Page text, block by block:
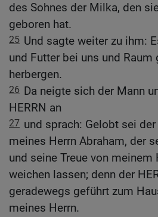
des Sohnes der Milka, den
geboren hat.
25 Und sagte weiter zu ihm:
und Futter bei uns und Raum
herbergen.
26 Da neigte sich der Mann
HERRN an
27 und sprach: Gelobt sei der
meines Herrn Abraham, der
und seine Treue von meinem
weichen lassen; denn der
geradewegs geführt zum
meines Herrn.